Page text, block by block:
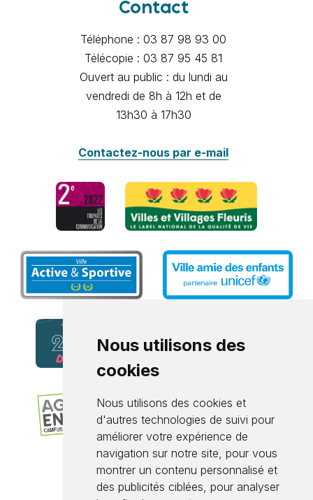
Nous utilisons des
cookies
Nous utilisons des cookies et
d'autres technologies de suivi pour
améliorer votre expérience de
navigation sur notre site, pour vous
montrer un contenu personnalisé et
des publicités ciblées, pour analyser
Contact
Téléphone : 03 87 98 93 00
Télécopie : 03 87 95 45 81
Ouvert au public : du lundi au
vendredi de 8h à 12h et de
13h30 à 17h30
Contactez-nous par e-mail